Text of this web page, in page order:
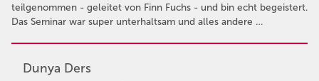
teilgenommen - geleitet von Finn Fuchs - und bin echt begeistert.
Das Seminar war super unterhaltsam und alles andere …
Dunya Ders